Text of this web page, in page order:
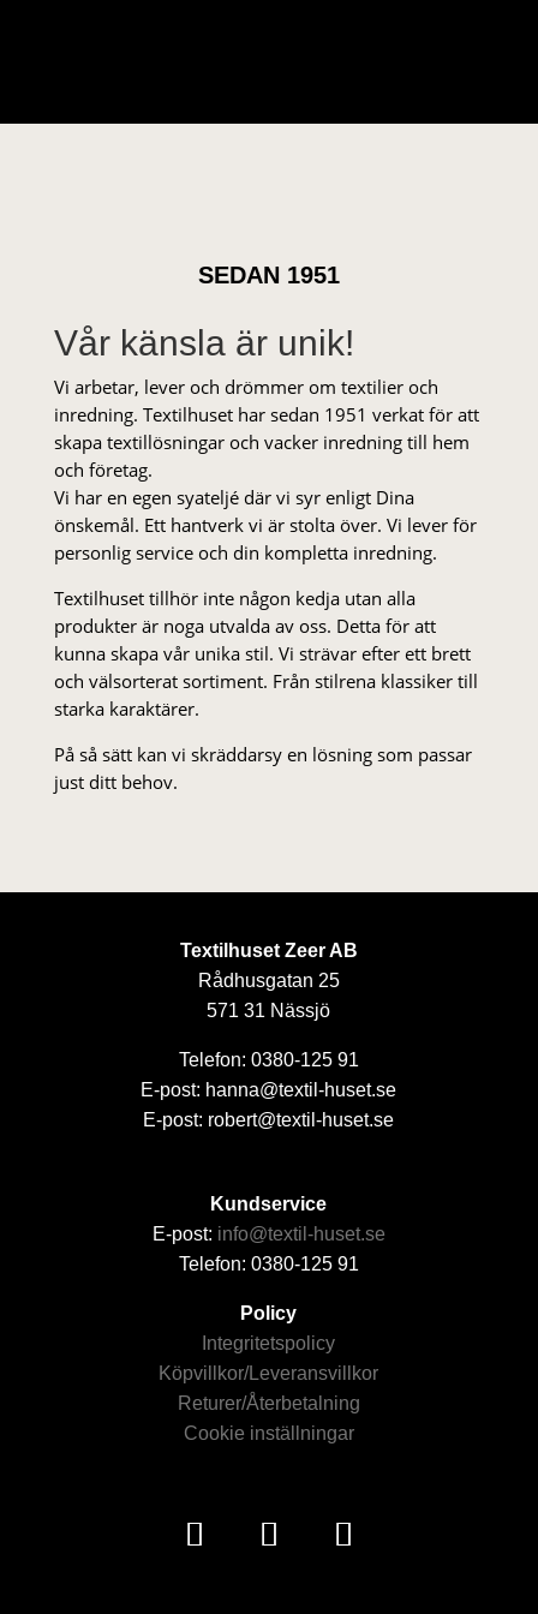
SEDAN 1951
Vår känsla är unik!
Vi arbetar, lever och drömmer om textilier och
inredning. Textilhuset har sedan 1951 verkat för att
skapa textillösningar och vacker inredning till hem
och företag.
Vi har en egen syateljé där vi syr enligt Dina
önskemål. Ett hantverk vi är stolta över. Vi lever för
personlig service och din kompletta inredning.
Textilhuset tillhör inte någon kedja utan alla
produkter är noga utvalda av oss. Detta för att
kunna skapa vår unika stil. Vi strä­var efter ett brett
och välsorterat sor­ti­ment. Från stil­rena klas­siker till
starka karaktärer.
På så sätt kan vi skräddarsy en lösning som passar
just ditt behov.
Textilhuset Zeer AB
Rådhusgatan 25
571 31 Nässjö
Telefon: 0380-125 91
E-post: hanna@textil-huset.se
E-post: robert@textil-huset.se
Kundservice
E-post: info@textil-huset.se
Telefon: 0380-125 91
Policy
Integritetspolicy
Köpvillkor/Leveransvillkor
Returer/Återbetalning
Cookie inställningar